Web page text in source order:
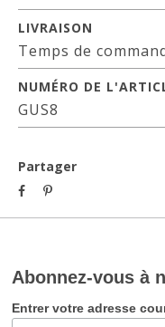
LIVRAISON
Temps de
NUMÉRO DE
GUS8
Partager
Abonnez-vous à
Entrer votre adresse